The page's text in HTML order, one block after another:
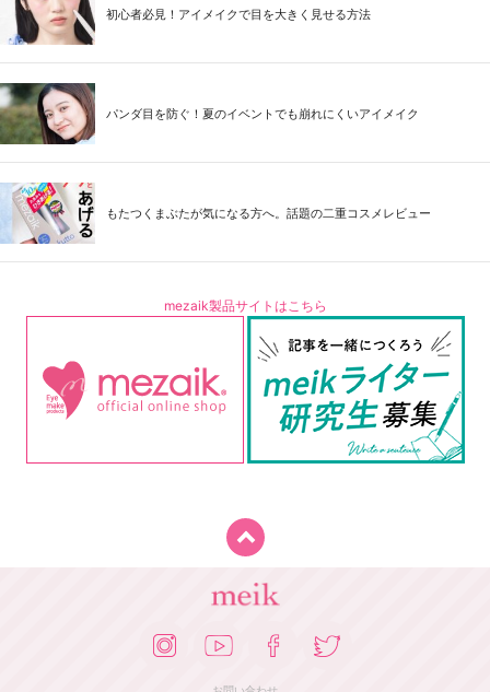
初心者必見！アイメイクで目を大きく見せる方法
パンダ目を防ぐ！夏のイベントでも崩れにくいアイメイク
もたつくまぶたが気になる方へ。話題の二重コスメレビュー
mezaik製品サイトはこちら